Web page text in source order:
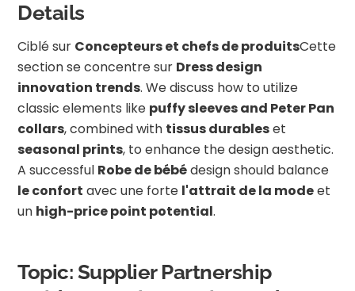
Details
Ciblé sur Concepteurs et chefs de produitsCette
section se concentre sur Dress design
innovation trends. We discuss how to utilize
classic elements like puffy sleeves and Peter Pan
collars, combined with tissus durableset
seasonal prints, to enhance the design aesthetic.
A successful Robe de bébédesign should balance
le confort avec une forte l'attrait de la modeet
un high-price point potential.
Topic: Supplier Partnership